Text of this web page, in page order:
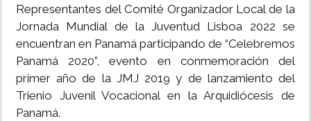
Representantes del Comité Organizador Local de la
Jornada Mundial de la Juventud Lisboa 2022 se
encuentran en Panamá participando de “Celebremos
Panamá 2020”, evento en conmemoración del
primer año de la JMJ 2019 y de lanzamiento del
Trienio Juvenil Vocacional en la Arquidiócesis de
Panamá.